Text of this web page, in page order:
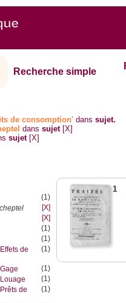
Recherche simple
de consomption' danssujet.
danssujet [X]
sujet [X]
(1)
[X]
[X]
(1)
(1)
de
(1)
(1)
(1)
de
(1)
1